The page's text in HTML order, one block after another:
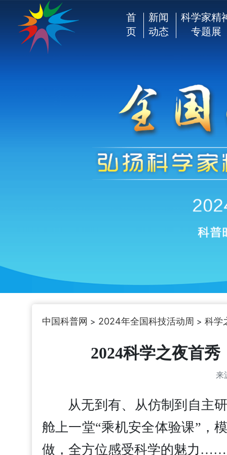
首
页
新闻
动态
科学家精
专题展
中国科普网 > 2024年全国科技活动周 > 科学
2024科学之夜首
来
从无到有、从仿制到自主
舱上一堂“乘机安全体验课”，
做，全方位感受科学的魅力……